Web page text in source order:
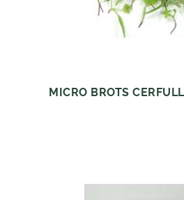
MICRO BROTS